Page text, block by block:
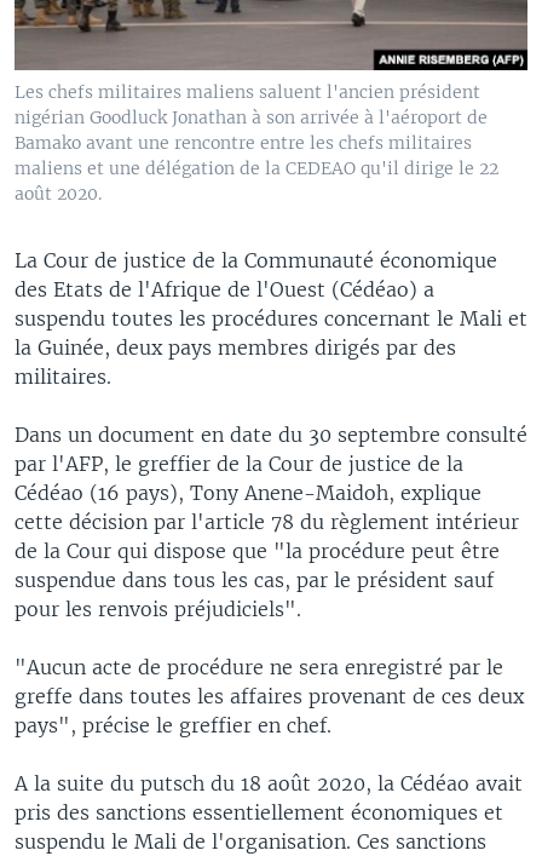
Les chefs militaires maliens saluent l'ancien président
nigérian Goodluck Jonathan à son arrivée à l'aéroport de
Bamako avant une rencontre entre les chefs militaires
maliens et une délégation de la CEDEAO qu'il dirige le 22
août 2020.
La Cour de justice de la Communauté économique
des Etats de l'Afrique de l'Ouest (Cédéao) a
suspendu toutes les procédures concernant le Mali et
la Guinée, deux pays membres dirigés par des
militaires.
Dans un document en date du 30 septembre consulté
par l'AFP, le greffier de la Cour de justice de la
Cédéao (16 pays), Tony Anene-Maidoh, explique
cette décision par l'article 78 du règlement intérieur
de la Cour qui dispose que "la procédure peut être
suspendue dans tous les cas, par le président sauf
pour les renvois préjudiciels".
"Aucun acte de procédure ne sera enregistré par le
greffe dans toutes les affaires provenant de ces deux
pays", précise le greffier en chef.
A la suite du putsch du 18 août 2020, la Cédéao avait
pris des sanctions essentiellement économiques et
suspendu le Mali de l'organisation. Ces sanctions